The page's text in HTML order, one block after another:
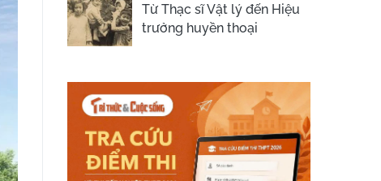
Từ Thạc sĩ Vật lý đến Hiệu
trưởng huyền thoại